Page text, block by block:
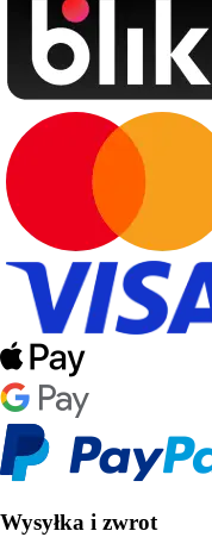
Wysyłka i zwrot